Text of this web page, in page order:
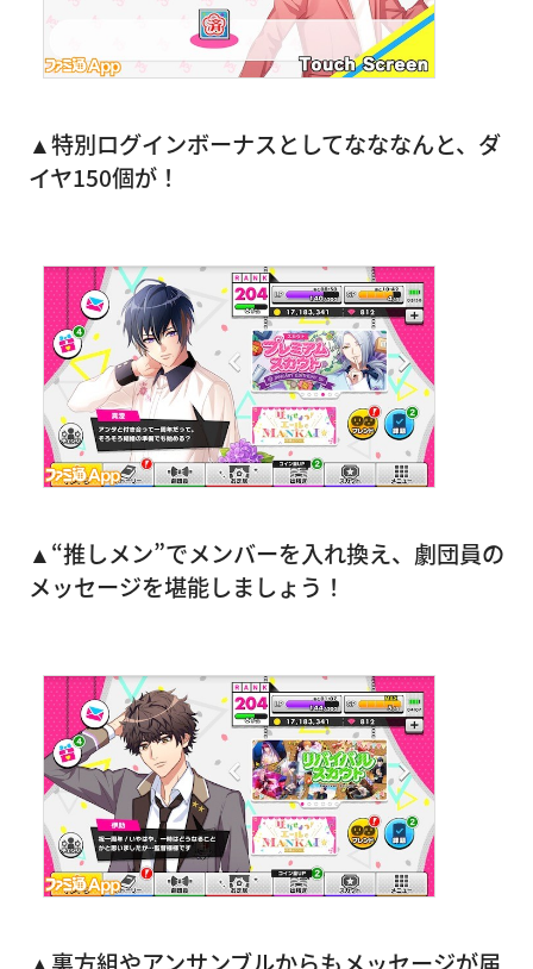
▲特別ログインボーナスとしてなななんと、ダ
イヤ150個が！
▲“推しメン”でメンバーを入れ換え、劇団員の
メッセージを堪能しましょう！